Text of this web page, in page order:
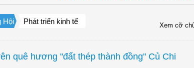
Hội Phát triển kinh tế Xem cỡ
quê hương "đất thép thành đồng" Củ Chi